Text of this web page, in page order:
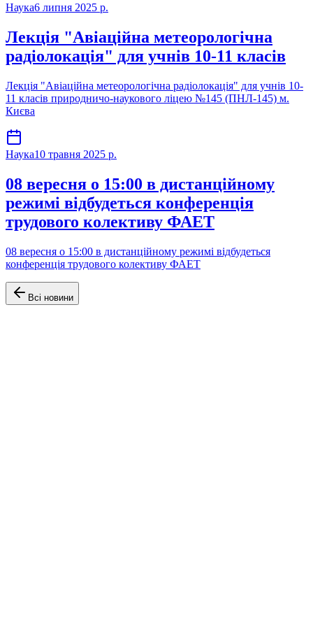
Наука6 липня 2025 р.
Лекція "Авіаційна метеорологічна
радіолокація" для учнів 10-11 класів
Лекція "Авіаційна метеорологічна радіолокація" для учнів 10-
11 класів природничо-наукового ліцею №145 (ПНЛ-145) м.
Києва
Наука10 травня 2025 р.
08 вересня о 15:00 в дистанційному
режимі відбудеться конференція
трудового колективу ФАЕТ
08 вересня о 15:00 в дистанційному режимі відбудеться
конференція трудового колективу ФАЕТ
Всі новини